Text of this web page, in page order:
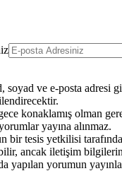
soyad ve e-posta
konaklamış olman
yayına alınmaz.
tesis yetkilisi
ancak iletişim
yorumun